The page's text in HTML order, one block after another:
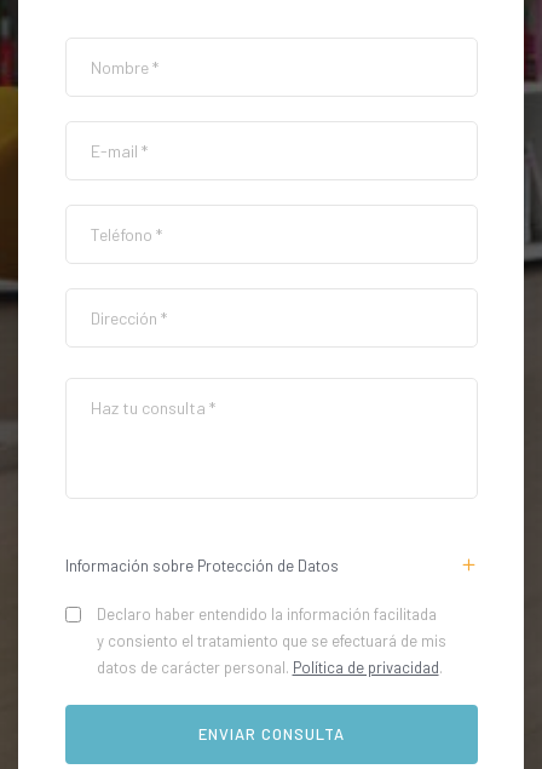
Información sobre Protección de Datos
Declaro haber entendido la información facilitada
y consiento el tratamiento que se efectuará de mis
datos de carácter personal. Política de privacidad.